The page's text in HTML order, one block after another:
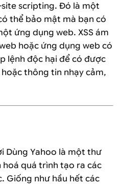
site scripting. Đó là một
thể bảo mật mà bạn có
ứng dụng web. XSS ám
hoặc ứng dụng web có
lệnh độc hại để có được
thông tin nhạy cảm,
Dùng Yahoo là một thư
quá trình tạo ra các
Giống như hầu hết các